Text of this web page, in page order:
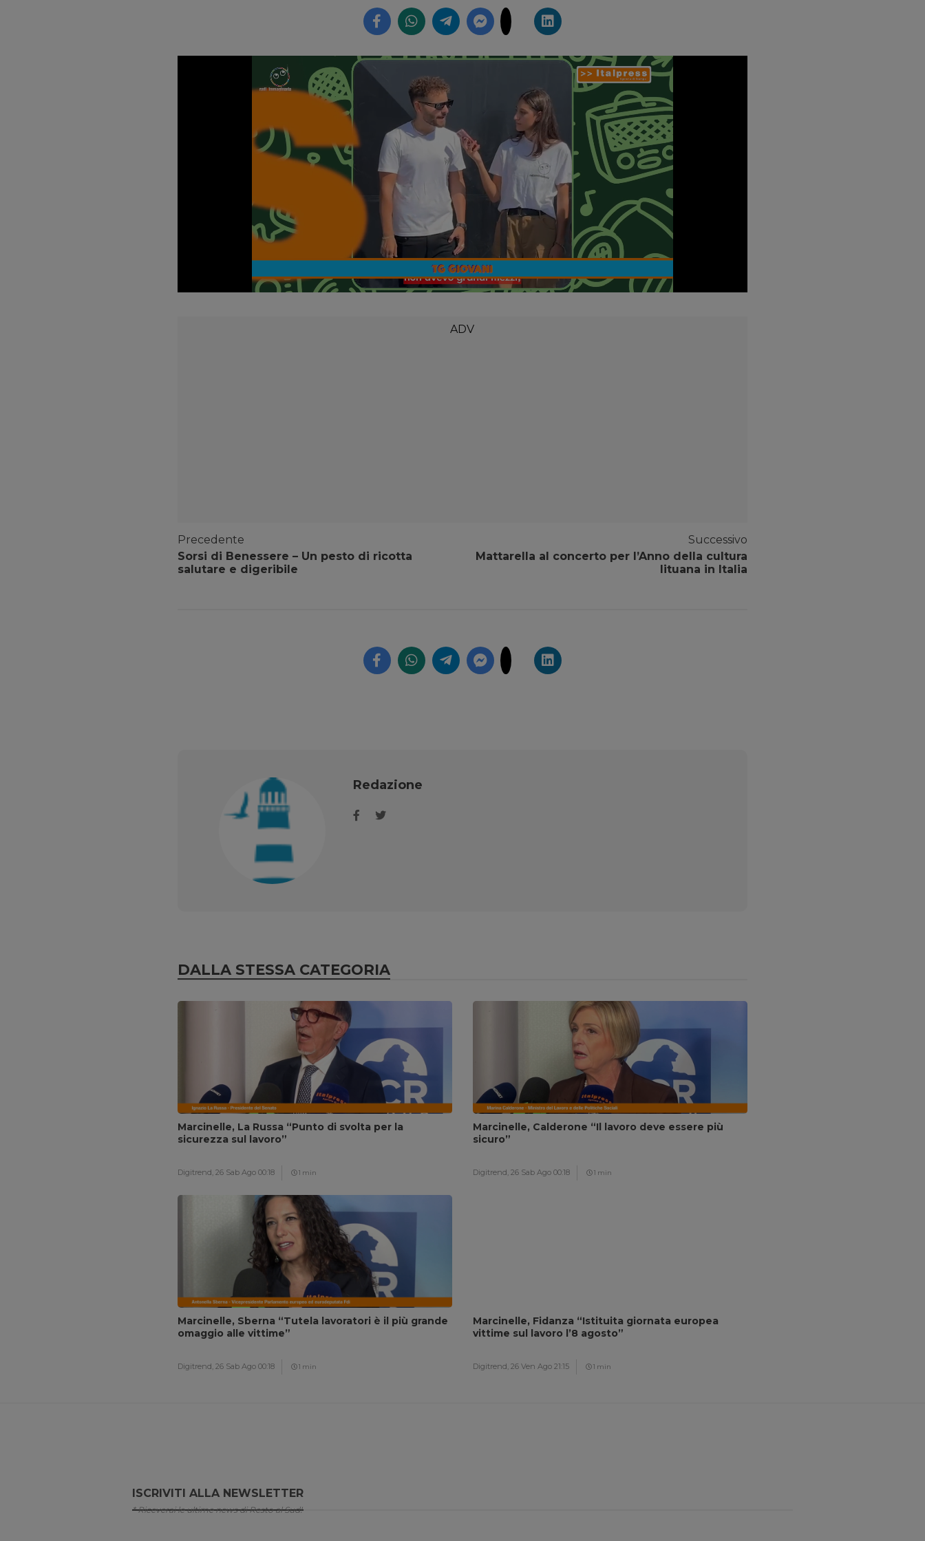
Loaded :
Precedente
Sorsi di Benessere – Un pesto di ricotta
salutare e digeribile
Successivo
Mattarella al concerto per l’Anno della cultura
lituana in Italia
Redazione
DALLA STESSA CATEGORIA
Marcinelle, La Russa “Punto di svolta per la
sicurezza sul lavoro”
Digitrend, 26 Sab Ago 00:18 1 min
Marcinelle, Calderone “Il lavoro deve essere più
sicuro”
Digitrend, 26 Sab Ago 00:18 1 min
Marcinelle, Sberna “Tutela lavoratori è il più grande
omaggio alle vittime”
Digitrend, 26 Sab Ago 00:18 1 min
Marcinelle, Fidanza “Istituita giornata europea
vittime sul lavoro l’8 agosto”
Digitrend, 26 Ven Ago 21:15 1 min
ISCRIVITI ALLA NEWSLETTER
* Riceverai le ultime news di Resto al Sud!